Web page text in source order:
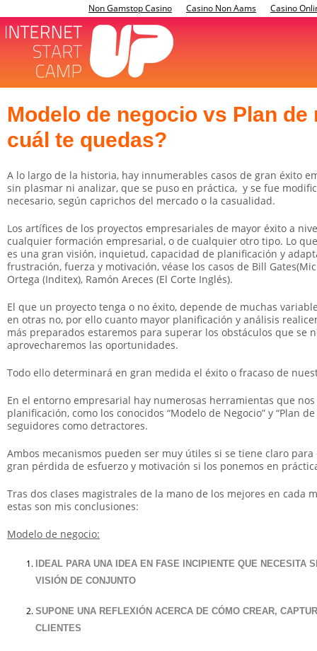
Non Gamstop Casino Casino Non Aams Casino
Modelo de negocio vs Plan de
cuál te quedas?
A lo largo de la historia, hay innumerables casos de gran éxito
sin plasmar ni analizar, que se puso en práctica, y se fue
necesario, según caprichos del mercado o la casualidad.
Los artífices de los proyectos empresariales de mayor éxito a
cualquier formación empresarial, o de cualquier otro tipo. Lo
es una gran visión, inquietud, capacidad de planificación y
frustración, fuerza y motivación, véase los casos de Bill
Ortega (Inditex), Ramón Areces (El Corte Inglés).
El que un proyecto tenga o no éxito, depende de muchas
en otras no, por ello cuanto mayor planificación y análisis
más preparados estaremos para superar los obstáculos que se
aprovecharemos las oportunidades.
Todo ello determinará en gran medida el éxito o fracaso de
En el entorno empresarial hay numerosas herramientas que
planificación, como los conocidos “Modelo de Negocio” y “Plan
seguidores como detractores.
Ambos mecanismos pueden ser muy útiles si se tiene claro
gran pérdida de esfuerzo y motivación si los ponemos en
Tras dos clases magistrales de la mano de los mejores en cada
estas son mis conclusiones:
Modelo de negocio:
IDEAL PARA UNA IDEA EN FASE INCIPIENTE QUE NECESITA
VISIÓN DE CONJUNTO
SUPONE UNA REFLEXIÓN ACERCA DE CÓMO CREAR,
CLIENTES